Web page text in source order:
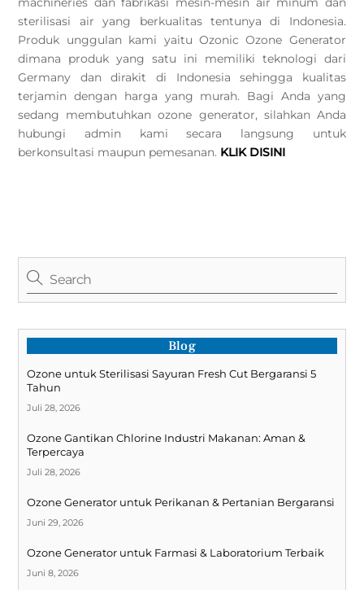
sterilisasi air yang berkualitas tentunya di Indonesia.
Produk unggulan kami yaitu Ozonic Ozone Generator
dimana produk yang satu ini memiliki teknologi dari
Germany dan dirakit di Indonesia sehingga kualitas
terjamin dengan harga yang murah. Bagi Anda yang
sedang membutuhkan ozone generator, silahkan Anda
hubungi admin kami secara langsung untuk
berkonsultasi maupun pemesanan. KLIK DISINI
Blog
Ozone untuk Sterilisasi Sayuran Fresh Cut Bergaransi 5
Tahun
Juli 28, 2026
Ozone Gantikan Chlorine Industri Makanan: Aman &
Terpercaya
Juli 28, 2026
Ozone Generator untuk Perikanan & Pertanian Bergaransi
Juni 29, 2026
Ozone Generator untuk Farmasi & Laboratorium Terbaik
Juni 8, 2026